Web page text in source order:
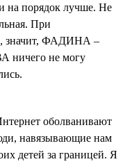
на порядок лучше. Не
При
значит, ФАДИНА –
ничего не могу
оболванивают
навязывающие нам
детей за границей. Я